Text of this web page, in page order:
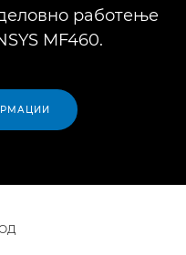
работење
MF460.